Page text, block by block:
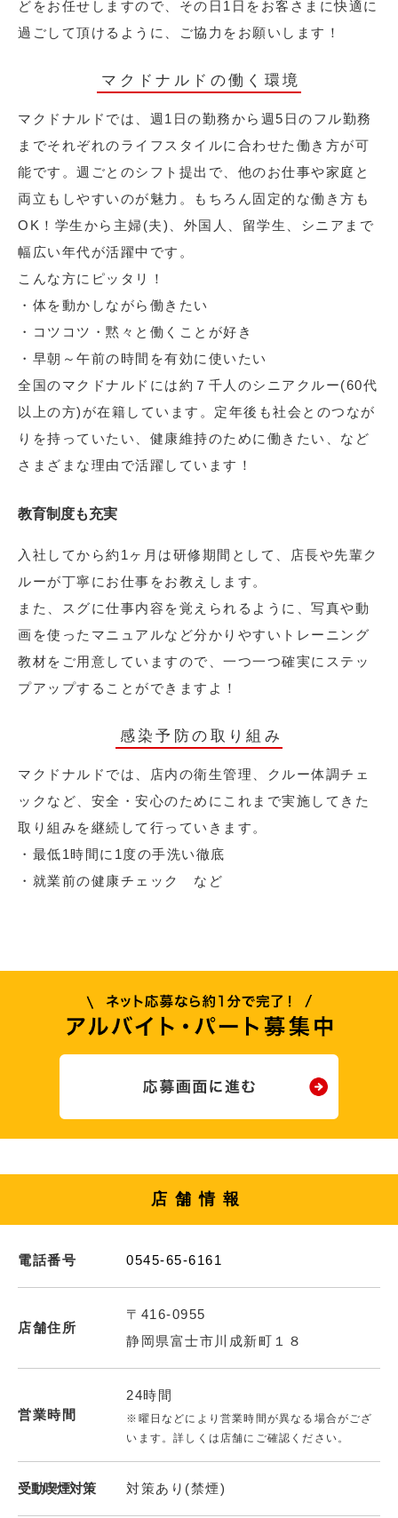
どをお任せしますので、その日1日をお客さまに快適に
過ごして頂けるように、ご協力をお願いします！
マクドナルドの働く環境
マクドナルドでは、週1日の勤務から週5日のフル勤務
までそれぞれのライフスタイルに合わせた働き方が可
能です。週ごとのシフト提出で、他のお仕事や家庭と
両立もしやすいのが魅力。もちろん固定的な働き方も
OK！学生から主婦(夫)、外国人、留学生、シニアまで
幅広い年代が活躍中です。
こんな方にピッタリ！
・体を動かしながら働きたい
・コツコツ・黙々と働くことが好き
・早朝～午前の時間を有効に使いたい
全国のマクドナルドには約７千人のシニアクルー(60代
以上の方)が在籍しています。定年後も社会とのつなが
りを持っていたい、健康維持のために働きたい、など
さまざまな理由で活躍しています！
教育制度も充実
入社してから約1ヶ月は研修期間として、店長や先輩ク
ルーが丁寧にお仕事をお教えします。
また、スグに仕事内容を覚えられるように、写真や動
画を使ったマニュアルなど分かりやすいトレーニング
教材をご用意していますので、一つ一つ確実にステッ
プアップすることができますよ！
感染予防の取り組み
マクドナルドでは、店内の衛生管理、クルー体調チェ
ックなど、安全・安心のためにこれまで実施してきた
取り組みを継続して行っていきます。
・最低1時間に1度の手洗い徹底
・就業前の健康チェック など
店舗情報
電話番号 0545-65-6161
店舗住所
〒416-0955
静岡県富士市川成新町１８
営業時間
24時間
※曜日などにより営業時間が異なる場合がござ
います。詳しくは店舗にご確認ください。
受動喫煙対策 対策あり(禁煙)